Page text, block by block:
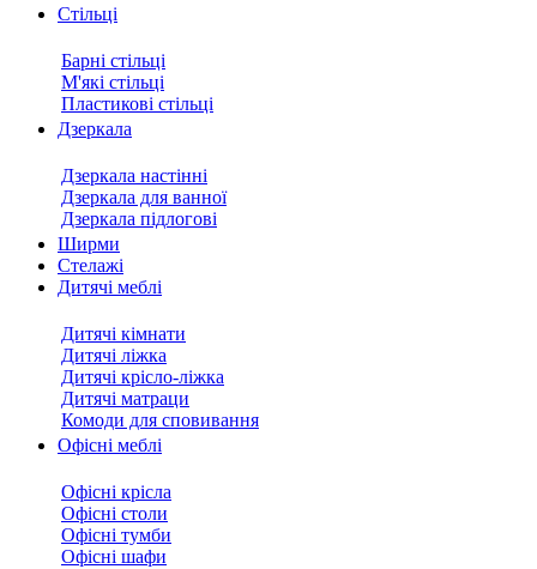
Стільці
Барні стільці
М'які стільці
Пластикові стільці
Дзеркала
Дзеркала настінні
Дзеркала для ванної
Дзеркала підлогові
Ширми
Стелажі
Дитячі меблі
Дитячі кімнати
Дитячі ліжка
Дитячі крісло-ліжка
Дитячі матраци
Комоди для сповивання
Офісні меблі
Офісні крісла
Офісні столи
Офісні тумби
Офісні шафи